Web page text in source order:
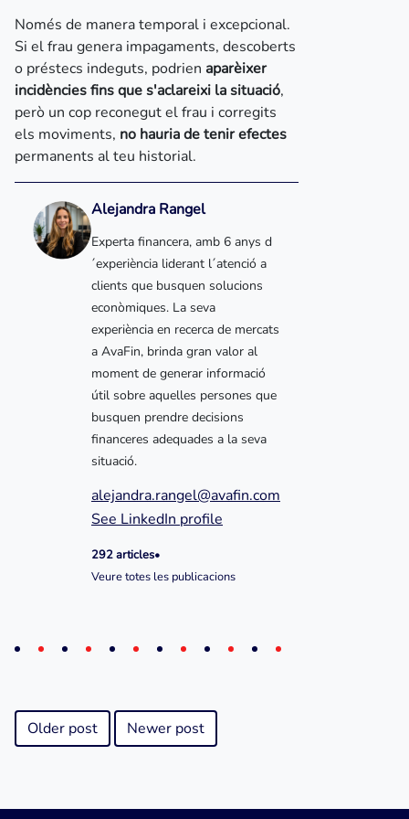
Només de manera temporal i excepcional.
Si el frau genera impagaments, descoberts
o préstecs indeguts, podrien aparèixer
incidències fins que s'aclareixi la situació,
però un cop reconegut el frau i corregits
els moviments, no hauria de tenir efectes
permanents al teu historial.
Alejandra Rangel
Experta financera, amb 6 anys d
´experiència liderant l´atenció a
clients que busquen solucions
econòmiques. La seva
experiència en recerca de mercats
a AvaFin, brinda gran valor al
moment de generar informació
útil sobre aquelles persones que
busquen prendre decisions
financeres adequades a la seva
situació.
alejandra.rangel@avafin.com
See LinkedIn profile
292 articles•
Veure totes les publicacions
Older post Newer post